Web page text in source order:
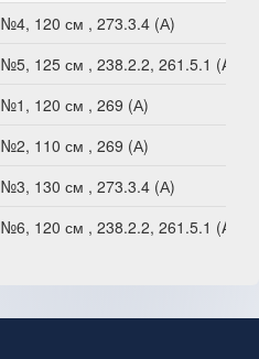
№4, 120 см , 273.3.4 (А)
№5, 125 см , 238.2.2, 261.5.1 (A)
№1, 120 см , 269 (А)
№2, 110 см , 269 (А)
№3, 130 см , 273.3.4 (А)
№6, 120 см , 238.2.2, 261.5.1 (A)